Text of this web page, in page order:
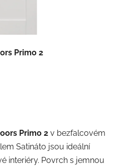
Primo 2 v bezfalcovém
Satináto jsou ideální
interiéry. Povrch s jemnou
Primo 2